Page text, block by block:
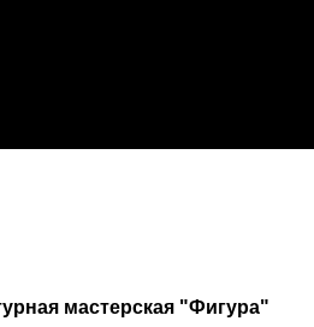
мастерская "Фигура"